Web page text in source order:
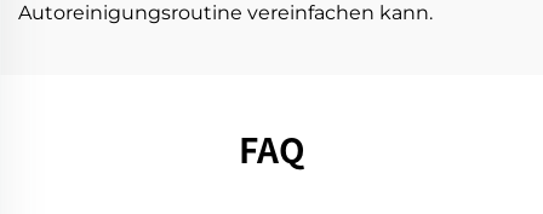
Autoreinigungsroutine vereinfachen kann.
FAQ